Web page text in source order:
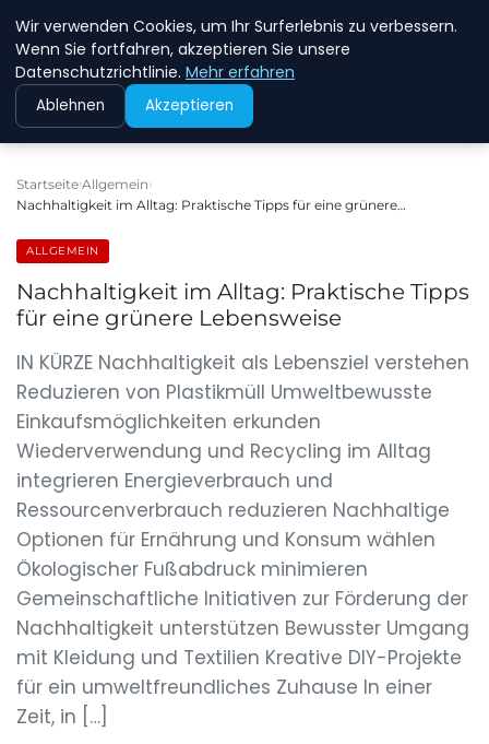
NEW ENERGY JOBS
Startseite Allgemein
Nachhaltigkeit im Alltag: Praktische Tipps für eine grünere…
ALLGEMEIN
Nachhaltigkeit im Alltag: Praktische Tipps
für eine grünere Lebensweise
IN KÜRZE Nachhaltigkeit als Lebensziel verstehen
Reduzieren von Plastikmüll Umweltbewusste
Einkaufsmöglichkeiten erkunden
Wiederverwendung und Recycling im Alltag
integrieren Energieverbrauch und
Ressourcenverbrauch reduzieren Nachhaltige
Optionen für Ernährung und Konsum wählen
Ökologischer Fußabdruck minimieren
Gemeinschaftliche Initiativen zur Förderung der
Nachhaltigkeit unterstützen Bewusster Umgang
mit Kleidung und Textilien Kreative DIY-Projekte
für ein umweltfreundliches Zuhause In einer
Zeit, in […]
Wir verwenden Cookies, um Ihr Surferlebnis zu verbessern.
Wenn Sie fortfahren, akzeptieren Sie unsere
Datenschutzrichtlinie. Mehr erfahren
Ablehnen Akzeptieren